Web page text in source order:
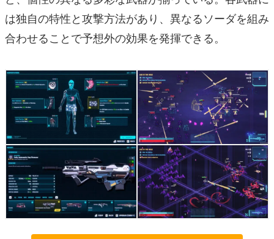
は独自の特性と攻撃方法があり、異なるソーダを組み
合わせることで予想外の効果を発揮できる。